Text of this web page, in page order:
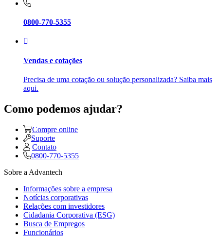
0800-770-5355
Vendas e cotações
Precisa de uma cotação ou solução personalizada? Saiba mais
aqui.
Como podemos ajudar?
Compre online
Suporte
Contato
0800-770-5355
Sobre a Advantech
Informações sobre a empresa
Notícias corporativas
Relações com investidores
Cidadania Corporativa (ESG)
Busca de Empregos
Funcionários